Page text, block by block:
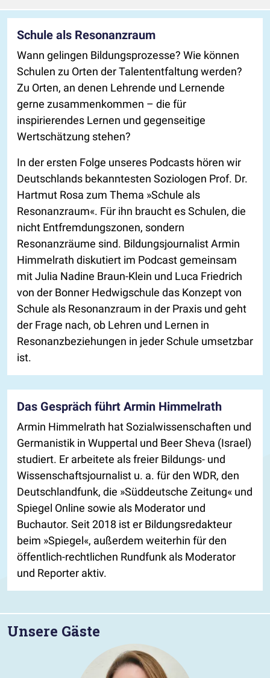
Schule als Resonanzraum
Wann gelingen Bildungsprozesse? Wie können
Schulen zu Orten der Talententfaltung werden?
Zu Orten, an denen Lehrende und Lernende
gerne zusammenkommen – die für
inspirierendes Lernen und gegenseitige
Wertschätzung stehen?
In der ersten Folge unseres Podcasts hören wir
Deutschlands bekanntesten Soziologen Prof. Dr.
Hartmut Rosa zum Thema »Schule als
Resonanzraum«. Für ihn braucht es Schulen, die
nicht Entfremdungszonen, sondern
Resonanzräume sind. Bildungsjournalist Armin
Himmelrath diskutiert im Podcast gemeinsam
mit Julia Nadine Braun-Klein und Luca Friedrich
von der Bonner Hedwigschule das Konzept von
Schule als Resonanzraum in der Praxis und geht
der Frage nach, ob Lehren und Lernen in
Resonanzbeziehungen in jeder Schule umsetzbar
ist.
Das Gespräch führt Armin Himmelrath
Armin Himmelrath hat Sozialwissenschaften und
Germanistik in Wuppertal und Beer Sheva (Israel)
studiert. Er arbeitete als freier Bildungs- und
Wissenschaftsjournalist u. a. für den WDR, den
Deutschlandfunk, die »Süddeutsche Zeitung« und
Spiegel Online sowie als Moderator und
Buchautor. Seit 2018 ist er Bildungsredakteur
beim »Spiegel«, außerdem weiterhin für den
öffentlich-rechtlichen Rundfunk als Moderator
und Reporter aktiv.
Unsere Gäste